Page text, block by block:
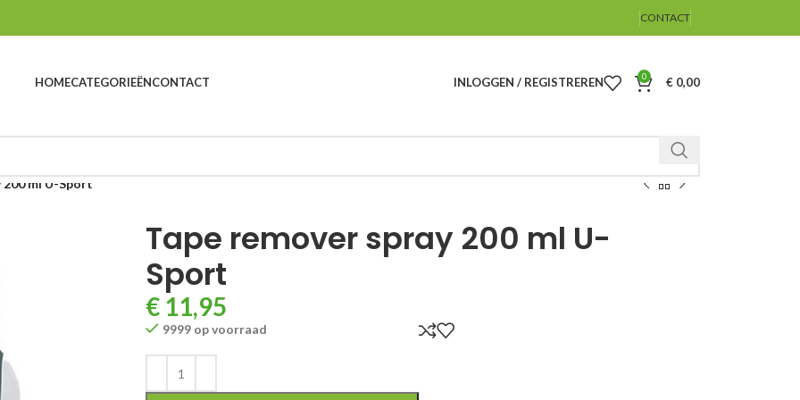
CONTACT
HOMECATEGORIEËNCONTACT INLOGGEN / REGISTREREN 0 € 0,00
200 ml U-Sport
Tape remover spray 200 ml U-
Sport
€ 11,95
9999 op voorraad